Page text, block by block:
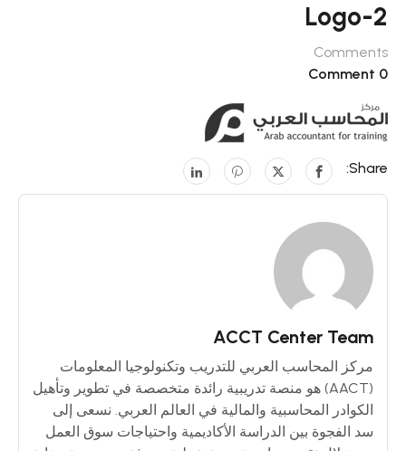
Logo-2
Comments
0 Comment
Share:
ACCT Center Team
مركز المحاسب العربي للتدريب وتكنولوجيا المعلومات
(AACT) هو منصة تدريبية رائدة متخصصة في تطوير وتأهيل
الكوادر المحاسبية والمالية في العالم العربي. نسعى إلى
سد الفجوة بين الدراسة الأكاديمية واحتياجات سوق العمل